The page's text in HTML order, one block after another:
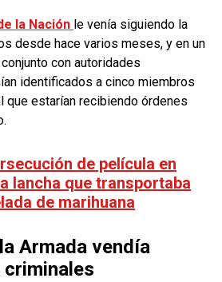
la Nación le venía siguiendo la
desde hace varios meses, y en un
con autoridades
identificados a cinco miembros
que estarían recibiendo órdenes
de película en
lancha que transportaba
de marihuana
Armada vendía